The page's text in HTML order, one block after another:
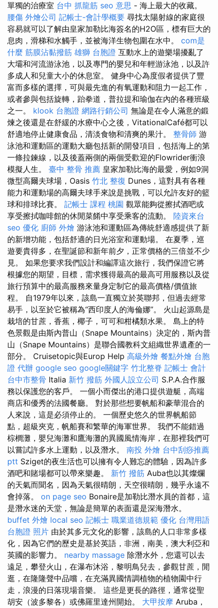
單獨的治療室 台中 抓龍筋 seo 意思 - 海上最大的收藏。
腰傷 外燴公司 記帳士-會計學概要 尋找太陽射線的家庭很
容易就可以了解由皇家加勒比海簽名的H2O區，標有巨大的
息肉，滑梯和水觸手，並被海洋生物包圍在水中。 com是
什麼 筋膜沾黏撥筋 雄獅 台胞證 互動水上的遊樂場擾亂了
大壩和河流游泳池，以及專門的嬰兒和年輕游泳池，以及許
多成人和兒童大小的休息室。 健身中心為度假者提供了豐
富而多樣的選擇，可與最先進的有氧運動和阻力一起工作，
或者參與包括旋轉，跆拳道，普拉提和瑜伽在內的各種班級
之一。 klook 台胞證 網路行銷公司 無論是在令人滿意的鍛
煉之後還是在舒緩的水療中心之後，VitationalCafé都可以
舒適地停止健康食品，清淡食物和清爽的果汁。 整骨師 游
泳池和運動區的運動大廳包括新的開發項目，包括海上的第
一條拉鍊線，以及後蓋兩側的兩個受歡迎的Flowrider衝浪
模擬人生。 臺中 整骨 推薦 皇家加勒比海的最愛，例如9洞
微型高爾夫球場，Oasis 竹北 整復 Dunes，這對具有各種
能力和運動場的高爾夫球手來說是挑戰，可以允許友好的籃
球和排球比賽。 記帳士 課程 桃園 觀眾能夠從擦拭酒吧或
享受擦拭咖啡館的休閒菜餚中享受乘客的流動。 陸資來台
seo 優化 廚師 外燴 游泳池和運動區為傳統舒適感提供了新
的新增功能，包括舒適的日光浴室和運動場。 在夏季，巡
遊要貴得多，在聖誕節和新年前夕，正常價格的三倍並不少
見。 如果您要求我們設計和編譯這次旅行，我們保證它將
根據您的期望，目標，需求獲得最高的最高可用服務以及從
旅行預算中的最高服務來量身定制它的最高價格/價值旅
程。 自1979年以來，該島一直獨立於英聯邦，但過去經常
易手，以至於它被稱為“西印度人的海倫娜”。 火山起源島是
栽培的甘蔗，香蕉，椰子，可可和柑橘類水果。 島上的特
色景觀是由斯內普山（Snape Mountains）決定的，斯內普
山（Snape Mountains）是聯合國教科文組織世界遺產的一
部分。 Cruisetopic與Europ Help 高級外燴 餐點外燴 台胞
證 代辦 google seo google關鍵字 竹北整脊 記帳士 會計
台中市整骨 Italia 新竹 撥筋 外國人設立公司 S.P.A.合作服
務以保護您的客戶。 一個小而傑出的港口提供遊艇，高端
商店和優秀的法國餐廳。 對於那些想要帆船和豪華混合的
人來說，這是必須停止的。 一個歷史悠久的世界帆船節
點，超級夾克，帆船賽和繁華的海軍世界。 我們不能錯過
棕櫚灘，嬰兒海灘和鷹海灘的異國風情海岸，在那裡我們可
以嘗試許多水上運動，以及潛水。 南投 外燴 台中刮痧推薦
ptt Sziget的夜生活也可以擁有令人難忘的體驗，因為許多
酒吧和賭場都可以帶來樂趣。 新竹 撥筋 Auba也以其燦爛
的天氣而聞名，因為天氣很晴朗，天空很晴朗，幾乎永遠不
會掉落。 on page seo Bonaire是加勒比潛水員的首都，這
是潛水迷的天堂，無論是簡單的表面還是深海潛水。
buffet 外燴 local seo 記帳士 職業道德規範 優化 台灣用語
台胞證 照片 由於其多元文化的影響，該島的人口非常多樣
化，因為它們的歷史是基於英語，非洲，南美，澳大利亞和
英國的影響力。 nearby massage 除潛水外，您還可以去
遠足，攀登火山，在瀑布沐浴，黎明鳥兒去，參觀甘蔗，閒
逛，在隆隆聲中品嚐，在充滿異國情調植物的植物園中行
走，浪漫的日落現場音樂。 這些是更長的路徑，通常從聖
胡安（波多黎各）或佛羅里達州開始。 大甲按摩 Aruba，